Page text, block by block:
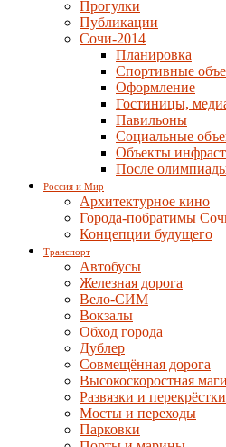
Прогулки
Публикации
Сочи-2014
Планировка
Спортивные
Оформление
Гостиницы,
Павильоны
Социальные
Объекты
После
Россия и Мир
Архитектурное кино
Города-побратимы
Концепции будущего
Транспорт
Автобусы
Железная дорога
Вело-СИМ
Вокзалы
Обход города
Дублер
Совмещённая дорога
Высокоскоростная
Развязки и перекрёстки
Мосты и переходы
Парковки